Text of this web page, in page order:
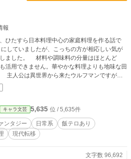
報
ひたすら日本料理中心の家庭料理を作る話で
ていましたが、こっちの方が相応しい気が
分量はほとんど
活用できません。華やかな料理よりも地味な田
でも問題ない内容となっております。 色々
ありません。 元々はブログでも
たのですが、小説の形式にした方が面白そうか
んな話になってしまいました。 出来上がっ
め、完全不定期掲載です。ご了承ください。
者た
ドワーフなど人間と大きな差も無く、自然と
キャラ文芸 5,635 位 / 5,635件
ンタジー 日常系
飯テロあり
現代転移
文字数 96,692